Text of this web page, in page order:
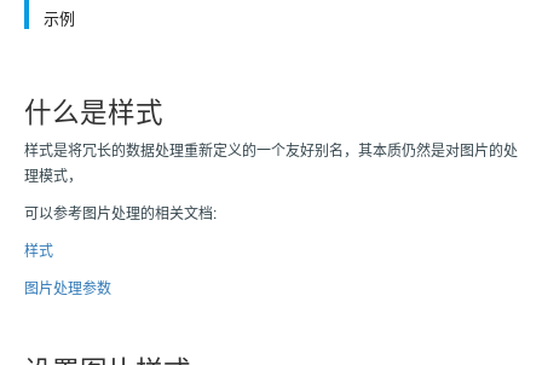
示例
什么是样式
样式是将冗长的数据处理重新定义的一个友好别名，其本质仍然是对图片的处
理模式，
可以参考图片处理的相关文档:
样式
图片处理参数